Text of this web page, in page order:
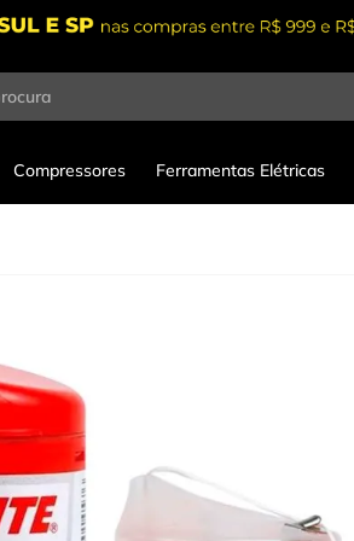
Compressores Ferramentas Elétricas